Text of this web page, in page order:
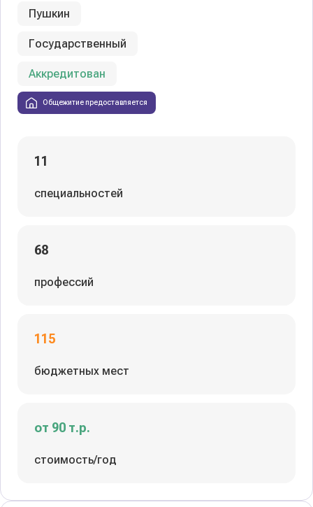
Пушкин
Государственный
Аккредитован
Общежитие предоставляется
11
специальностей
68
профессий
115
бюджетных мест
от 90 т.р.
стоимость/год